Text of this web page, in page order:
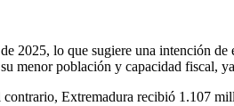
2025, lo que sugiere una intención
menor población y capacidad fiscal,
Extremadura recibió 1.107